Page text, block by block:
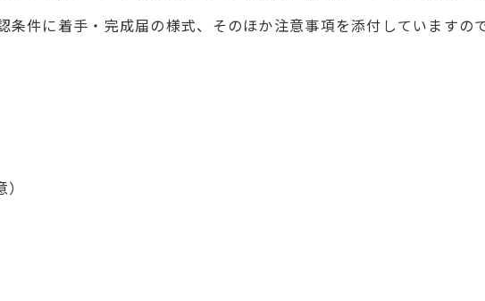
条件に着手・完成届の様式、そのほか注意事項を添付していますの